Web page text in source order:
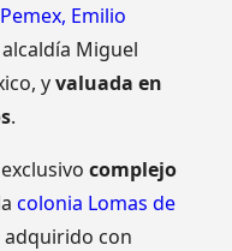
Emilio
Miguel
yvaluada en
.
complejo
colonia Lomas de
con